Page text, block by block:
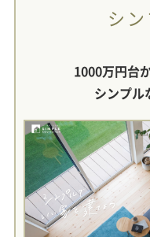
シ
1000万円台
シンプル